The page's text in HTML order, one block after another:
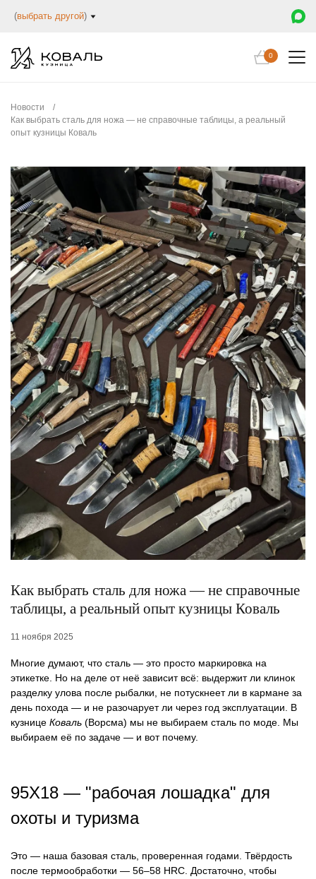
(выбрать другой)
0
Новости
/
Как выбрать сталь для ножа — не справочные таблицы, а реальный
опыт кузницы Коваль
Как выбрать сталь для ножа — не справочные
таблицы, а реальный опыт кузницы Коваль
11 ноября 2025
Многие думают, что сталь — это просто маркировка на
этикетке. Но на деле от неё зависит всё: выдержит ли клинок
разделку улова после рыбалки, не потускнеет ли в кармане за
день похода — и не разочарует ли через год эксплуатации. В
кузнице Коваль (Ворсма) мы не выбираем сталь по моде. Мы
выбираем её по задаче — и вот почему.
95Х18 — "рабочая лошадка" для
охоты и туризма
Это — наша базовая сталь, проверенная годами. Твёрдость
после термообработки — 56–58 HRC. Достаточно, чтобы